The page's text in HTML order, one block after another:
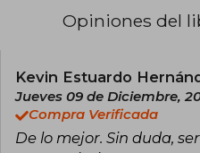
publicado en
de 20 países.
familia en
impartiendo
psiquiatría en
Opiniones del
Kevin Estuardo
Jueves 09 de Diciembre,
Compra Verificada
De lo mejor. Sin duda,